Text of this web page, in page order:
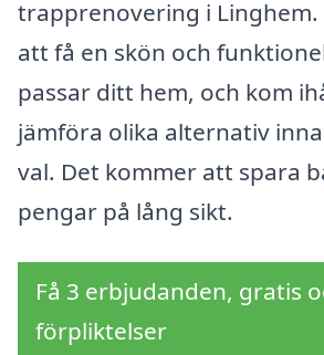
trapprenovering i Linghem.
att få en skön och
passar ditt hem, och kom
jämföra olika alternativ
val. Det kommer att spara
pengar på lång sikt.
Få 3 erbjudanden, gratis
förpliktelser